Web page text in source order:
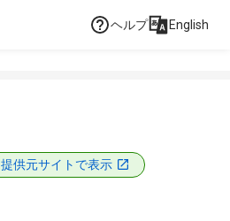
ヘルプ English
提供元サイトで表示